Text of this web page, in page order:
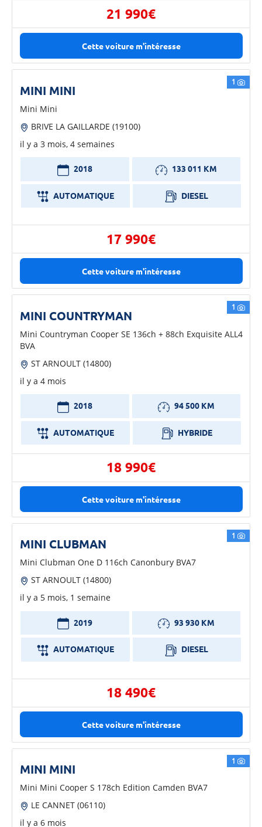
21 990€
Cette voiture m'intéresse
1
MINI MINI
Mini Mini
BRIVE LA GAILLARDE (19100)
il y a 3 mois, 4 semaines
2018 133 011 KM
AUTOMATIQUE DIESEL
17 990€
Cette voiture m'intéresse
1
MINI COUNTRYMAN
Mini Countryman Cooper SE 136ch + 88ch Exquisite ALL4
BVA
ST ARNOULT (14800)
il y a 4 mois
2018 94 500 KM
AUTOMATIQUE HYBRIDE
18 990€
Cette voiture m'intéresse
1
MINI CLUBMAN
Mini Clubman One D 116ch Canonbury BVA7
ST ARNOULT (14800)
il y a 5 mois, 1 semaine
2019 93 930 KM
AUTOMATIQUE DIESEL
18 490€
Cette voiture m'intéresse
1
MINI MINI
Mini Mini Cooper S 178ch Edition Camden BVA7
LE CANNET (06110)
il y a 6 mois